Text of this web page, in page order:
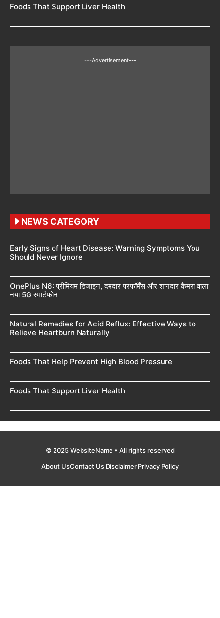
Foods That Support Liver Health
---Advertisement---
NEWS CATEGORY
Early Signs of Heart Disease: Warning Symptoms You
Should Never Ignore
OnePlus N6: प्रीमियम डिजाइन, दमदार परफॉर्मेंस और शानदार कैमरा वाला
नया 5G स्मार्टफोन
Natural Remedies for Acid Reflux: Effective Ways to
Relieve Heartburn Naturally
Foods That Help Prevent High Blood Pressure
Foods That Support Liver Health
© 2025 WebsiteName • All rights reserved
About UsContact Us Disclaimer Privacy Policy